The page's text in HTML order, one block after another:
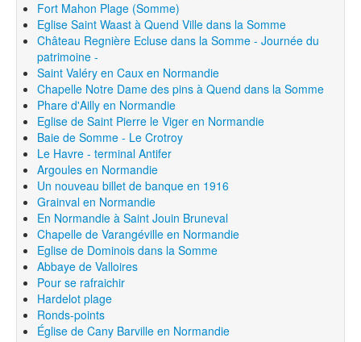
Fort Mahon Plage (Somme)
Eglise Saint Waast à Quend Ville dans la Somme
Château Regnière Ecluse dans la Somme - Journée du
patrimoine -
Saint Valéry en Caux en Normandie
Chapelle Notre Dame des pins à Quend dans la Somme
Phare d'Ailly en Normandie
Eglise de Saint Pierre le Viger en Normandie
Baie de Somme - Le Crotroy
Le Havre - terminal Antifer
Argoules en Normandie
Un nouveau billet de banque en 1916
Grainval en Normandie
En Normandie à Saint Jouin Bruneval
Chapelle de Varangéville en Normandie
Eglise de Dominois dans la Somme
Abbaye de Valloires
Pour se rafraichir
Hardelot plage
Ronds-points
Église de Cany Barville en Normandie